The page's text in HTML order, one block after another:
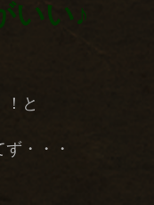
いい♪
と
・・・